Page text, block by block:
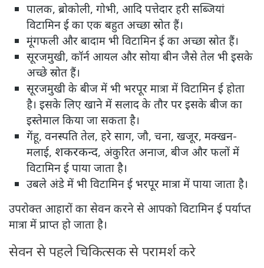
पालक, ब्रोकोली, गोभी, आदि पत्तेदार हरी सब्जियां
विटामिन ई का एक बहुत अच्छा स्रोत हैं।
मूंगफली और बादाम भी विटामिन ई का अच्छा स्रोत हैं।
सूरजमुखी, कॉर्न आयल और सोया बीन जैसे तेल भी इसके
अच्छे स्रोत हैं।
सूरजमुखी के बीज में भी भरपूर मात्रा में विटामिन ई होता
है। इसके लिए खाने में सलाद के तौर पर इसके बीज का
इस्तेमाल किया जा सकता है।
गेंहू, वनस्पति तेल, हरे साग, जौ, चना, खजूर, मक्खन-
मलाई, शकरकन्द, अंकुरित अनाज, बीज और फलों में
विटामिन ई पाया जाता है।
उबले अंडे में भी विटामिन ई भरपूर मात्रा में पाया जाता है।
उपरोक्त आहारों का सेवन करने से आपको विटामिन ई पर्याप्त
मात्रा में प्राप्त हो जाता है।
सेवन से पहले चिकित्सक से परामर्श करे